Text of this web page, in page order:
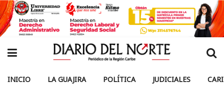
INICIO LA GUAJIRA POLÍTICA JUDICIALES